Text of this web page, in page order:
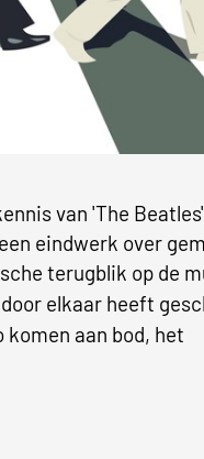
van 'The
eindwerk over
terugblik op de
elkaar heeft
komen aan bod, het